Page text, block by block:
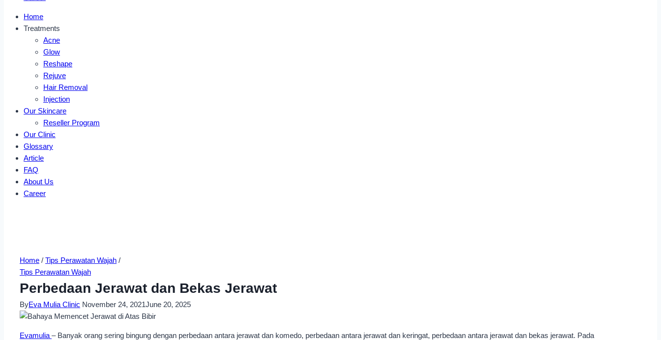
Home
Treatments
Acne
Glow
Reshape
Rejuve
Hair Removal
Injection
Our Skincare
Reseller Program
Our Clinic
Glossary
Article
FAQ
About Us
Career
Home / Tips Perawatan Wajah /
Tips Perawatan Wajah
Perbedaan Jerawat dan Bekas Jerawat
ByEva Mulia Clinic November 24, 2021June 20, 2025
Evamulia – Banyak orang sering bingung dengan perbedaan antara jerawat dan komedo, perbedaan antara jerawat dan keringat, perbedaan antara jerawat dan bekas jerawat. Pada